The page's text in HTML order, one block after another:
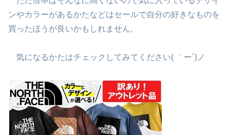
ンやカラーがあるかたなどはセールで自分の好きなものを
買ったほうが良いかもしれません。
気になるかたはチェックしてみてください( ｀ー´)ノ